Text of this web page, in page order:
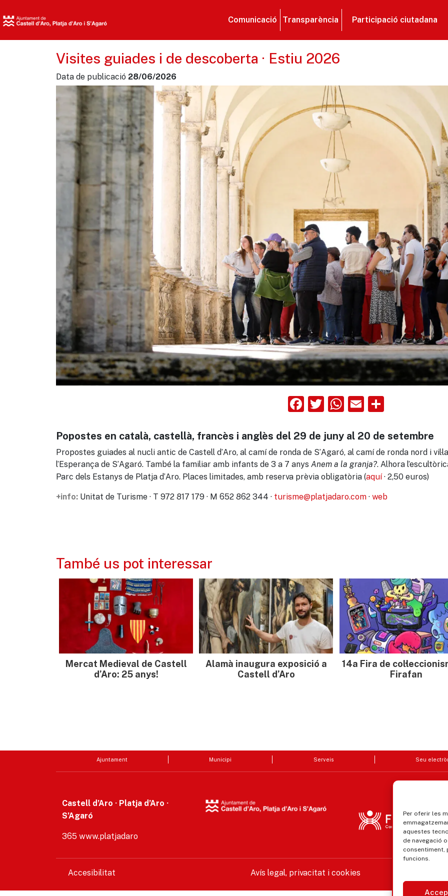
Per oferir les
aquestes
de navegació
consentiment,
funcions.
Comunicació Transparència Participació ciutadana
Visites guiades i de descoberta · Estiu 2026
Data de publicació 28/06/2026
Facebook
Twitter
WhatsApp
Email
Popostes en català, castellà, francès i anglès del 29 de juny al 20 de setembre
Propostes guiades al nucli antic de Castell d’Aro, al camí de ronda de S’Agaró, al camí de ronda nord i
l’Esperança de S’Agaró. També la familiar amb infants de 3 a 7 anys Anem a la granja?. Alhora
Parc dels Estanys de Platja d’Aro. Places limitades, amb reserva prèvia obligatòria (aquí· 2,50 euros)
+info: Unitat de Turisme · T 972 817 179 · M 652 862 344 · turisme@platjadaro.com · web
També us pot interessar
Mercat Medieval de Castell
d’Aro: 25 anys!
Alamà inaugura exposició a
Castell d’Aro
14a Fira de
Firafan
Ajuntament Municipi Serveis Seu
Castell d’Aro · Platja d’Aro ·
S’Agaró
365 www.platjadaro
Accesibilitat Avís legal, privacitat i cookies